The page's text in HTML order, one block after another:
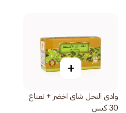
+
وادى النحل شاى اخضر + نعناع
30 كيس